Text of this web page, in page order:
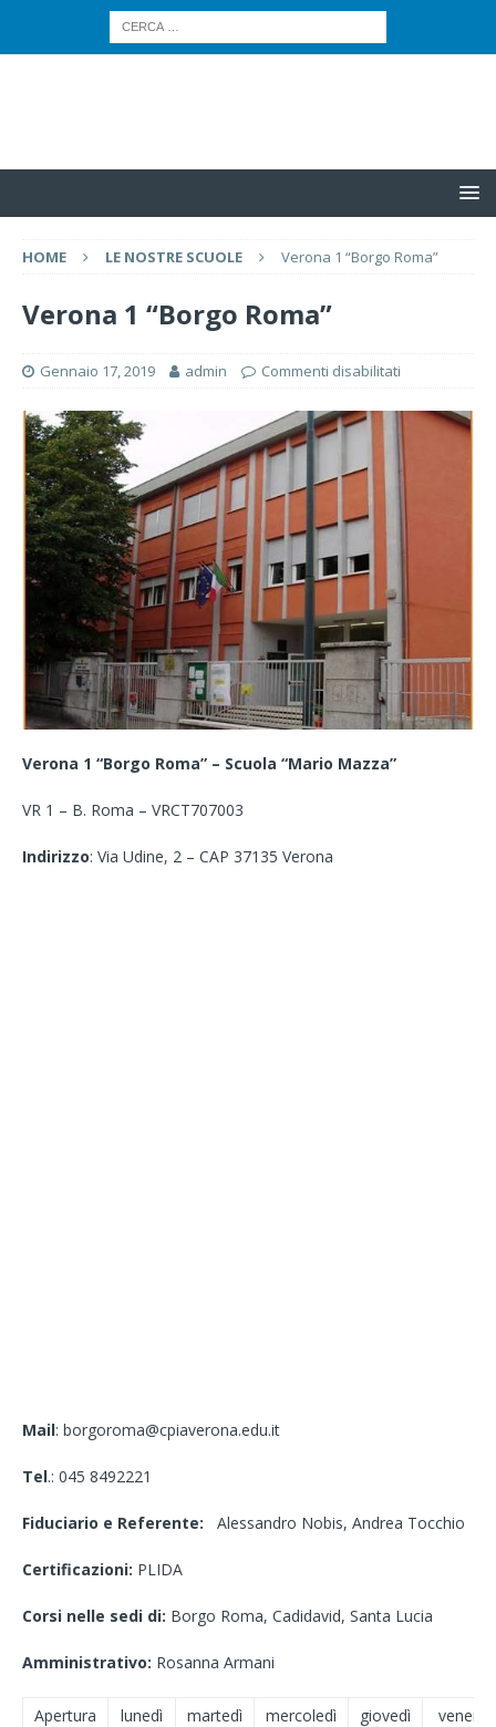
HOME LE NOSTRE SCUOLE Verona 1 “Borgo Roma”
Verona 1 “Borgo Roma”
Gennaio 17, 2019 admin Commenti disabilitati
Verona 1 “Borgo Roma” – Scuola “Mario Mazza”
VR 1 – B. Roma – VRCT707003
Indirizzo: Via Udine, 2 – CAP 37135 Verona
Mail: borgoroma@cpiaverona.edu.it
Tel.: 045 8492221
Fiduciario e Referente: Alessandro Nobis, Andrea Tocchio
Certificazioni: PLIDA
Corsi nelle sedi di: Borgo Roma, Cadidavid, Santa Lucia
Amministrativo: Rosanna Armani
Apertura
lunedì martedì mercoledì giovedì venerdì